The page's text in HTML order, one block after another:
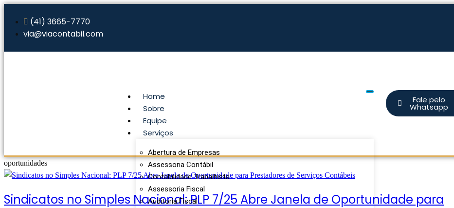
(41) 3665-7770
via@viacontabil.com
Home
Sobre
Equipe
Serviços
Abertura de Empresas
Assessoria Contábil
Contabilidade Trabalhista
Assessoria Fiscal
Auditoria Fiscal
Fale pelo
Whatsapp
oportunidades
Sindicatos no Simples Nacional: PLP 7/25 Abre Janela de Oportunidade para